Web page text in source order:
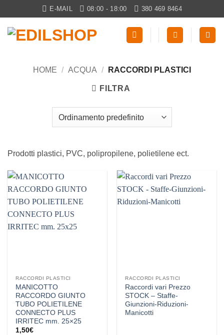
ai
contenuti
E-MAIL 08:00 - 18:00 380 469 8464
HOME / ACQUA / RACCORDI PLASTICI
FILTRA
Prodotti plastici, PVC, polipropilene, polietilene ect.
RACCORDI PLASTICI
MANICOTTO
RACCORDO GIUNTO
TUBO POLIETILENE
CONNECTO PLUS
IRRITEC mm. 25×25
1,50€
RACCORDI PLASTICI
Raccordi vari Prezzo
STOCK – Staffe-
Giunzioni-Riduzioni-
Manicotti